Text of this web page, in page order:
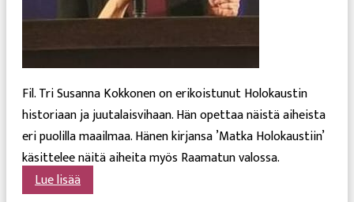
Fil. Tri Susanna Kokkonen on erikoistunut Holokaustin
historiaan ja juutalaisvihaan. Hän opettaa näistä aiheista
eri puolilla maailmaa. Hänen kirjansa ’Matka Holokaustiin’
käsittelee näitä aiheita myös Raamatun valossa.
Lue lisää